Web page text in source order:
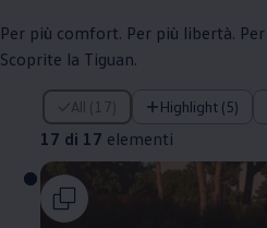
Per più comfort. Per più libertà.
Scoprite la Tiguan.
All (17) Highlight (5)
17 di 17 elementi
17 di 17 elementi